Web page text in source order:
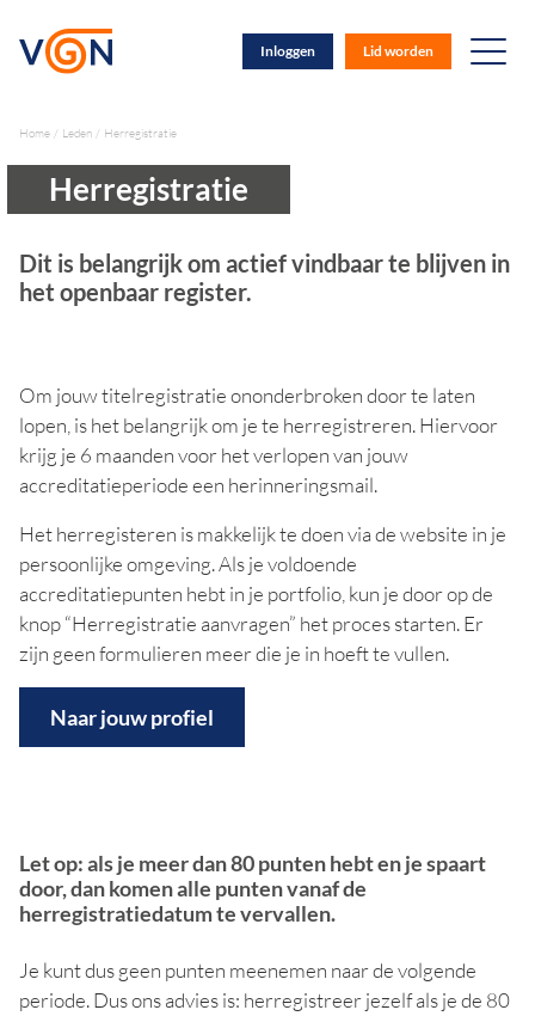
Inloggen Lid worden
Home Leden Herregistratie
Herregistratie
Dit is belangrijk om actief vindbaar te blijven in
het openbaar register.
Om jouw titelregistratie ononderbroken door te laten
lopen, is het belangrijk om je te herregistreren. Hiervoor
krijg je 6 maanden voor het verlopen van jouw
accreditatieperiode een herinneringsmail.
Het herregisteren is makkelijk te doen via de website in je
persoonlijke omgeving. Als je voldoende
accreditatiepunten hebt in je portfolio, kun je door op de
knop “Herregistratie aanvragen” het proces starten. Er
zijn geen formulieren meer die je in hoeft te vullen.
Naar jouw profiel
Let op: als je meer dan 80 punten hebt en je spaart
door, dan komen alle punten vanaf de
herregistratiedatum te vervallen.
Je kunt dus geen punten meenemen naar de volgende
periode. Dus ons advies is: herregistreer jezelf als je de 80